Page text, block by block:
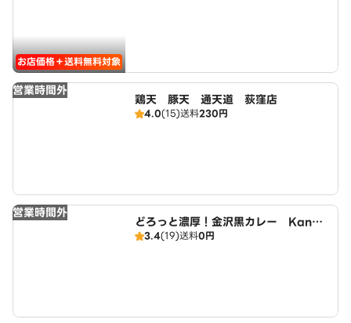
お店価格＋送料無料対象
営業時間外
鶏天 豚天 通天道 荻窪店
4.0(15)送料230円
営業時間外
どろっと濃厚！金沢黒カレー Kanaz
awa Curry House 久我山店
3.4(19)送料0円